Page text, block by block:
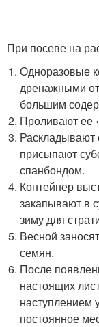
При посеве на
Одноразовые
дренажными
большим
Проливают ее
Раскладывают
присыпают
спанбондом.
Контейнер
закапывают в
зиму для
Весной
семян.
После
настоящих
наступлением
постоянное